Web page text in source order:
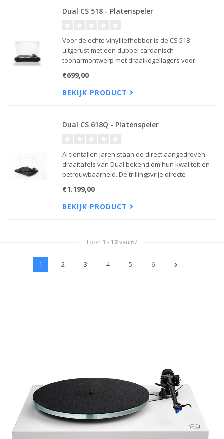
Dual CS 518 - Platenspeler
Voor de echte vinylliefhebber is de CS 518
uitgerust met een dubbel cardanisch
toonarmontwerp met draaikogellagers voor
€699,00
BEKIJK PRODUCT
Dual CS 618Q - Platenspeler
Al tientallen jaren staan de direct aangedreven
draaitafels van Dual bekend om hun kwaliteit en
betrouwbaarheid. De trillingsvrije directe
volledig stabiel en werkt zonder geluid of trillingen.
€1.199,00
BEKIJK PRODUCT
Toon 1 - 12van 67
1 2 3 4 5 6